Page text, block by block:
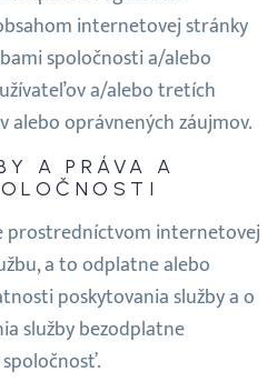
internetovej stránky
spoločnosti a/alebo
a/alebo tretích
alebo oprávnených záujmov.
A PRÁVA A
prostredníctvom internetovej
a to odplatne alebo
poskytovania služby a o
služby bezodplatne